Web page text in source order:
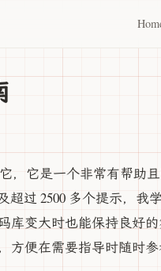
，它是一个非常有帮助
过 2500 多个提示，我
库变大时也能保持良好
便在需要指导时随时参